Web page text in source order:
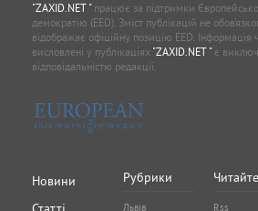
"ZAXID.NET "працює за підтримки
демократію (EED). Зміст публікацій не
відображає офіційну позицію EED. Інформація
висловлені у публікаціях "ZAXID.NET "є
відповідальністю редакції.
Новини
Рубрики
Львів Rss